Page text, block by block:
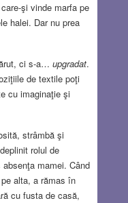
şi vinde marfa pe
halei. Dar nu prea
ci s-a… upgradat.
de textile poţi
cu imaginaţie şi
strâmbă şi
rolul de
mamei. Când
alta, a rămas în
cu fusta de casă,